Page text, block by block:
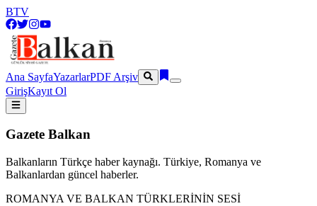
BTV
Ana SayfaYazarlarPDF Arşiv
GirişKayıt Ol
Gazete Balkan
Balkanların Türkçe haber kaynağı. Türkiye, Romanya ve
Balkanlardan güncel haberler.
ROMANYA VE BALKAN TÜRKLERİNİN SESİ